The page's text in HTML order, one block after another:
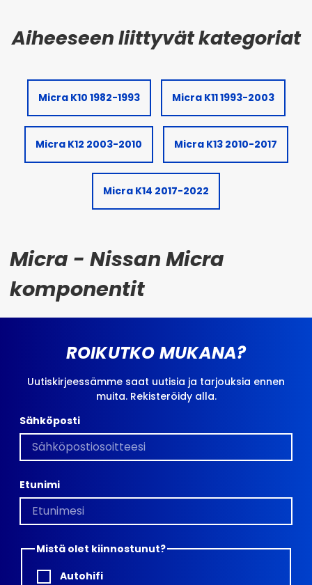
Micra K10 1982-1993 Micra K11 1993-2003
Micra K12 2003-2010 Micra K13 2010-2017
Micra K14 2017-2022
Micra - Nissan Micra
komponentit
ROIKUTKO MUKANA?
Uutiskirjeessämme saat uutisia ja tarjouksia ennen
muita. Rekisteröidy alla.
Sähköposti
Etunimi
Mistä olet kiinnostunut?
Autohifi